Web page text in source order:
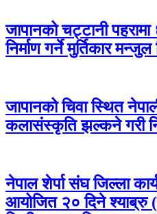
जापानको चट्टानी
निर्माण गर्ने मुर्तिकार मन्जुल
जापानको चिवा स्थित
कलासंस्कृति झल्कने गरी
नेपाल शेर्पा संघ जिल्ला
आयोजित २० दिने श्याब्रु